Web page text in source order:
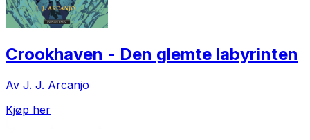
Crookhaven - Den glemte labyrinten
Av J. J. Arcanjo
Kjøp her